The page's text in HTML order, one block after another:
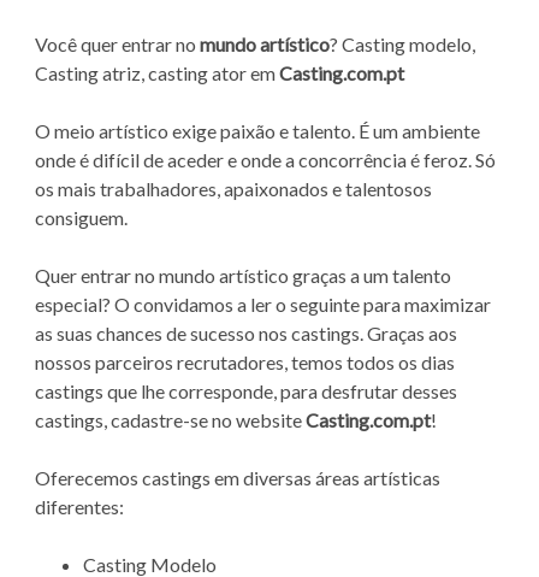
Você quer entrar no mundo artístico? Casting modelo,
Casting atriz, casting ator emCasting.com.pt
O meio artístico exige paixão e talento. É um ambiente
onde é difícil de aceder e onde a concorrência é feroz. Só
os mais trabalhadores, apaixonados e talentosos
consiguem.
Quer entrar no mundo artístico graças a um talento
especial? O convidamos a ler o seguinte para maximizar
as suas chances de sucesso nos castings. Graças aos
nossos parceiros recrutadores, temos todos os dias
castings que lhe corresponde, para desfrutar desses
castings, cadastre-se no websiteCasting.com.pt!
Oferecemos castings em diversas áreas artísticas
diferentes:
Casting Modelo